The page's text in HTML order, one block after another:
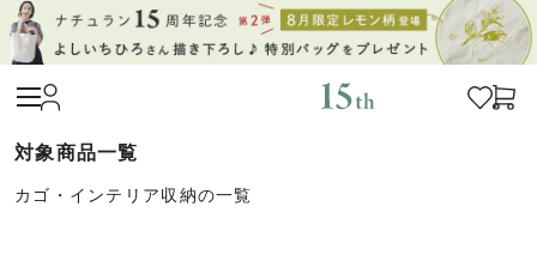
カゴ・インテリア収納の一覧